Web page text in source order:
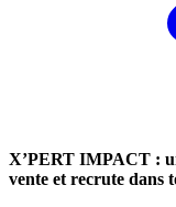
X’PERT IMPACT :
vente et recrute dans